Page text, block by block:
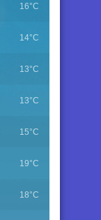
16°C
14°C
13°C
13°C
15°C
19°C
18°C